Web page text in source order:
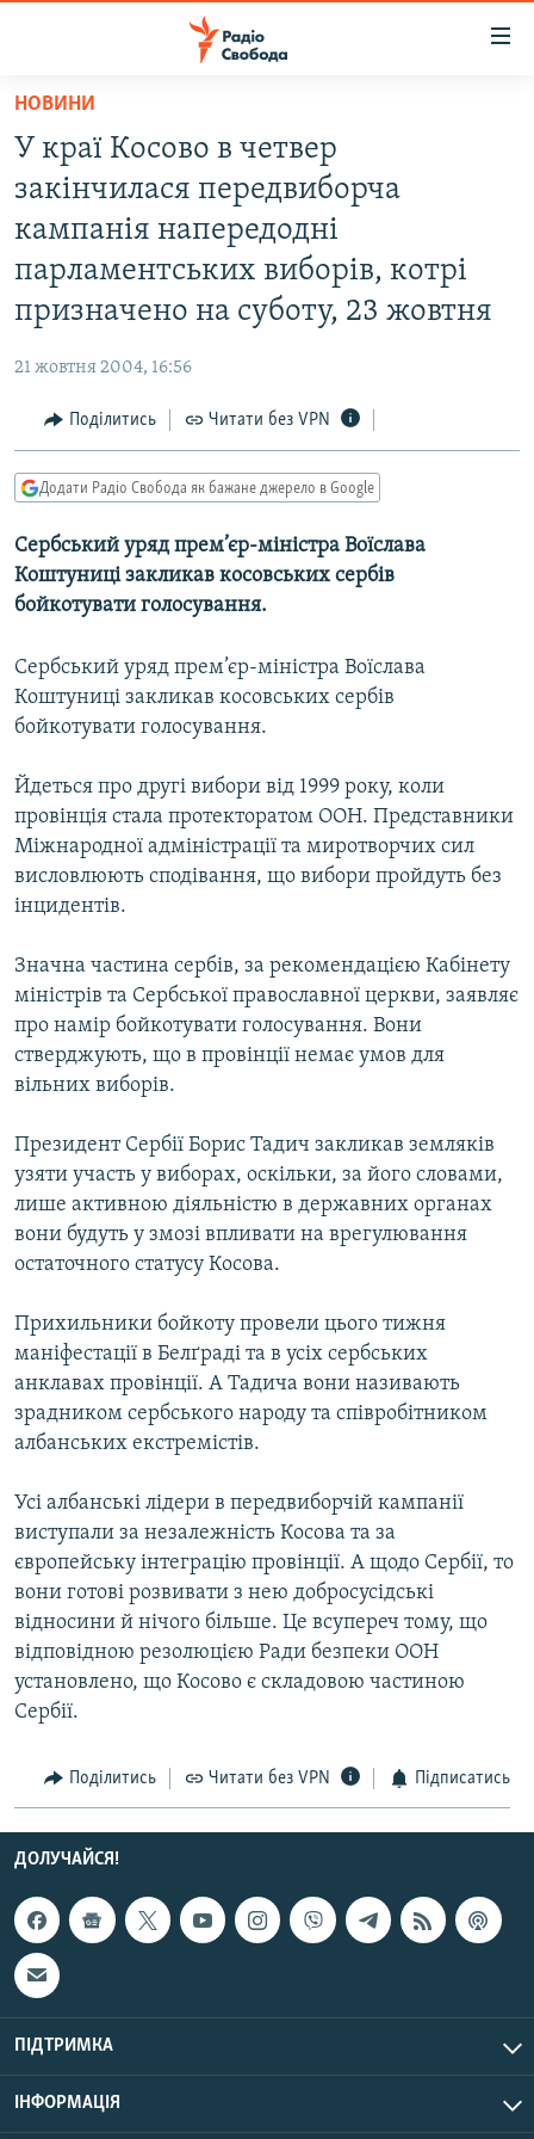
Перейти
основного
матеріалу
до
основної
навігації
Перейти
до
ВСЕ ЗА ДОБУ
СПОРТ
УКРАЇНА
РОСІЙСЬКА «ФІЛЬТРАЦІЯ»
ТИ ЯК?
СХЕМИ
МУЛЬТИМЕДІА
ФОТО
ПОДКАСТИ
РУС
УКР
КТАТ
Усі сайти RFE/RL
НОВИНИ
У краї Косово в четвер
закінчилася передвиборча
кампанія напередодні
парламентських виборів, котрі
призначено на суботу, 23 жовтня
21 жовтня 2004, 16:56
Поділитись Читати без VPN
Додати Радіо Свобода як бажане джерело в Google
Сербський уряд прем’єр-міністра Воїслава
Коштуниці закликав косовських сербів
бойкотувати голосування.
Сербський уряд прем’єр-міністра Воїслава
Коштуниці закликав косовських сербів
бойкотувати голосування.
Йдеться про другі вибори від 1999 року, коли
провінція стала протекторатом ООН. Представники
Міжнародної адміністрації та миротворчих сил
висловлюють сподівання, що вибори пройдуть без
інцидентів.
Значна частина сербів, за рекомендацією Кабінету
міністрів та Сербської православної церкви, заявляє
про намір бойкотувати голосування. Вони
стверджують, що в провінції немає умов для
вільних виборів.
Президент Сербії Борис Тадич закликав земляків
узяти участь у виборах, оскільки, за його словами,
лише активною діяльністю в державних органах
вони будуть у змозі впливати на врегулювання
остаточного статусу Косова.
Прихильники бойкоту провели цього тижня
маніфестації в Белґраді та в усіх сербських
анклавах провінції. А Тадича вони називають
зрадником сербського народу та співробітником
албанських екстремістів.
Усі албанські лідери в передвиборчій кампанії
виступали за незалежність Косова та за
європейську інтеграцію провінції. А щодо Сербії, то
вони готові розвивати з нею добросусідські
відносини й нічого більше. Це всупереч тому, що
відповідною резолюцією Ради безпеки ООН
установлено, що Косово є складовою частиною
Сербії.
Поділитись Читати без VPN Підписатись
ДОЛУЧАЙСЯ!
ПІДТРИМКА
ІНФОРМАЦІЯ